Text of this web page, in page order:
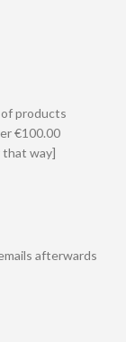
products
€100.00
way]
afterwards